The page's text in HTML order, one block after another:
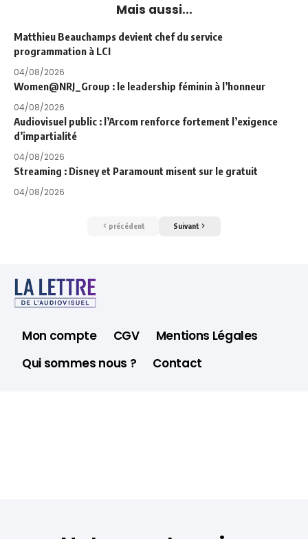
Mais aussi...
Matthieu Beauchamps devient chef du service
programmation à LCI
04/08/2026
Women@NRJ_Group : le leadership féminin à l’honneur
04/08/2026
Audiovisuel public : l’Arcom renforce fortement l’exigence
d’impartialité
04/08/2026
Streaming : Disney et Paramount misent sur le gratuit
04/08/2026
précédent Suivant
Mon compte CGV
Mentions Légales
Qui sommes nous ?
Contact